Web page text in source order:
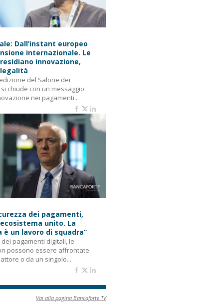
Dall’instant europeo
internazionale. Le
innovazione,
del Salone dei
chiude con un messaggio
nei pagamenti...
dei pagamenti,
unito. La
è un lavoro di squadra”
pagamenti digitali, le
possono essere affrontate
o da un singolo...
Vai alla pagina Bancaforte TV